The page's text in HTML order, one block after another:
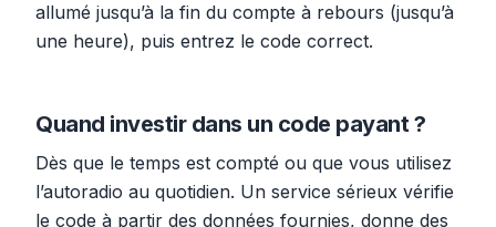
allumé jusqu’à la fin du compte à rebours (jusqu’à
une heure), puis entrez le code correct.
Quand investir dans un code payant ?
Dès que le temps est compté ou que vous utilisez
l’autoradio au quotidien. Un service sérieux vérifie
le code à partir des données fournies, donne des